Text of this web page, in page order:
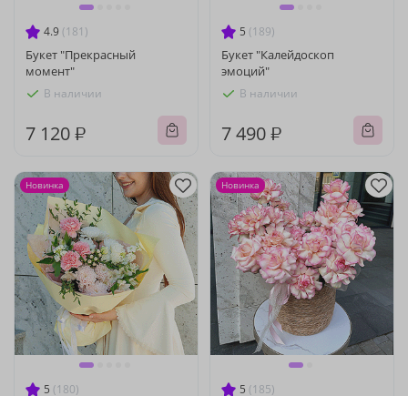
4.9 (181)
Букет "Прекрасный
момент"
В наличии
7 120 ₽
5 (189)
Букет "Калейдоскоп
эмоций"
В наличии
7 490 ₽
5 (180)
Новинка
5 (185)
Новинка